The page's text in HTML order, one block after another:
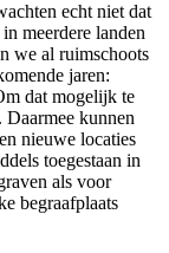
echt niet dat
meerdere landen
we al ruimschoots
jaren:
dat mogelijk te
kunnen
nieuwe locaties
toegestaan in
als voor
begraafplaats